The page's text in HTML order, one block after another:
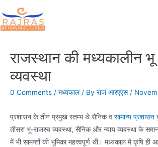
to
content
राजस्थान की मध्यकालीन भू
व्यवस्था
0 Comments / मध्यकाल/ By राज आरएएस /
प्रशासन के तीन प्रमुख स्तम्भ थे सैनिक व सामान्य प्रशासन
तीसरा भू-राजस्व व्यवस्था, सैनिक और न्याय व्यवस्था के
में भी सामन्तों की भूमिका महत्त्वपूर्ण थी। मध्यकाल में कृषि